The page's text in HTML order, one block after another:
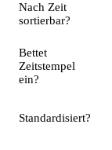
Nach Zeit
sortierbar?
Bettet
Zeitstempel
ein?
Standardisiert?